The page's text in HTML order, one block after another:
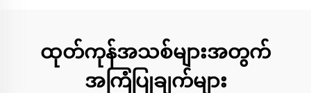
ထုတ်ကုန်အသစ်များအတွက်
အကြံပြုချက်များ